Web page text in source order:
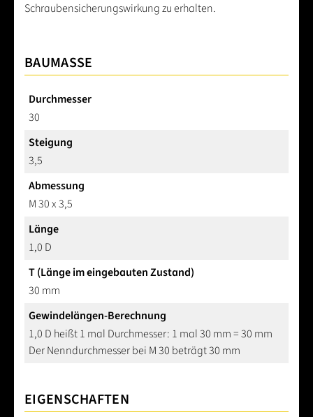
Schraubensicherungswirkung zu erhalten.
BAUMASSE
Durchmesser
30
Steigung
3,5
Abmessung
M 30 x 3,5
Länge
1,0 D
T (Länge im eingebauten Zustand)
30 mm
Gewindelängen-Berechnung
1,0 D heißt 1 mal Durchmesser: 1 mal 30 mm = 30 mm
Der Nenndurchmesser bei M 30 beträgt 30 mm
EIGENSCHAFTEN